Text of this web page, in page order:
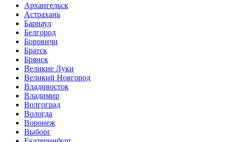
Архангельск
Астрахань
Барнаул
Белгород
Боровичи
Братск
Брянск
Великие Луки
Великий Новгород
Владивосток
Владимир
Волгоград
Вологда
Воронеж
Выборг